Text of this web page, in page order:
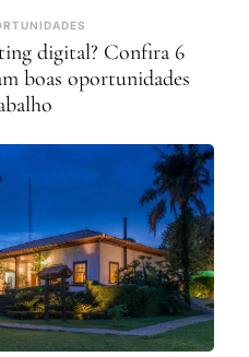
digital? Confira 6
boas oportunidades